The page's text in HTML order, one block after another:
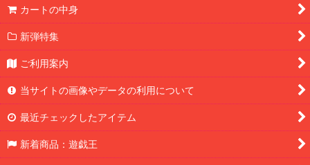
カートの中身
新弾特集
ご利用案内
当サイトの画像やデータの利用について
最近チェックしたアイテム
新着商品：遊戯王